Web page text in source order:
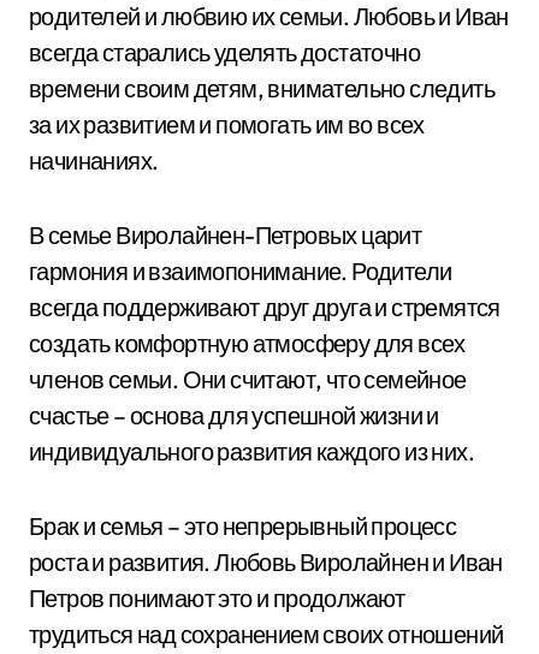
родителей и любвию их семьи. Любовь и Иван
всегда старались уделять достаточно
времени своим детям, внимательно следить
за их развитием и помогать им во всех
начинаниях.
В семье Виролайнен-Петровых царит
гармония и взаимопонимание. Родители
всегда поддерживают друг друга и стремятся
создать комфортную атмосферу для всех
членов семьи. Они считают, что семейное
счастье – основа для успешной жизни и
индивидуального развития каждого из них.
Брак и семья – это непрерывный процесс
роста и развития. Любовь Виролайнен и Иван
Петров понимают это и продолжают
трудиться над сохранением своих отношений